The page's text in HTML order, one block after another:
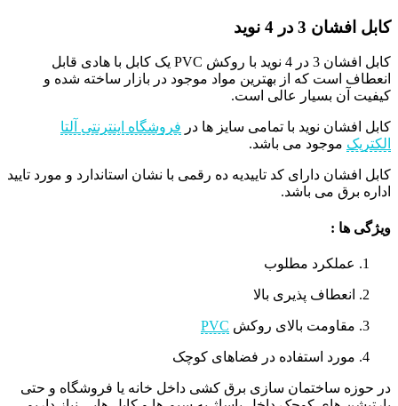
کابل افشان 3 در 4 نوید
کابل افشان 3 در 4 نوید با روکش PVC یک کابل با هادی قابل
انعطاف است که از بهترین مواد موجود در بازار ساخته شده و
کیفیت آن بسیار عالی است.
کابل افشان نوید با تمامی سایز ها در فروشگاه اینترنتی آلتا
الکتریک موجود می باشد.
کابل افشان دارای کد تاییدیه ده رقمی با نشان استاندارد و مورد تایید
اداره برق می باشد.
ویژگی ها :
عملکرد مطلوب
انعطاف پذیری بالا
مقاومت بالای روکش PVC
مورد استفاده در فضاهای کوچک
در حوزه ساختمان سازی برق کشی داخل خانه یا فروشگاه و حتی